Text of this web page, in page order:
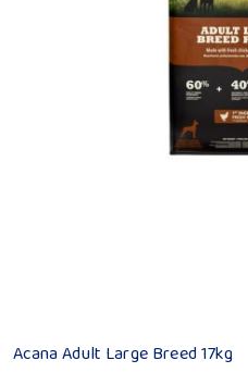
Acana Adult Large Breed 17kg